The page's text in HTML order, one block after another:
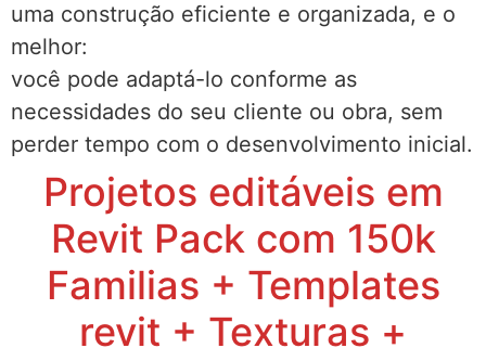
uma construção eficiente e organizada, e o
melhor:
você pode adaptá-lo conforme as
necessidades do seu cliente ou obra, sem
perder tempo com o desenvolvimento inicial.
Projetos editáveis em
Revit Pack com 150k
Familias + Templates
revit + Texturas +